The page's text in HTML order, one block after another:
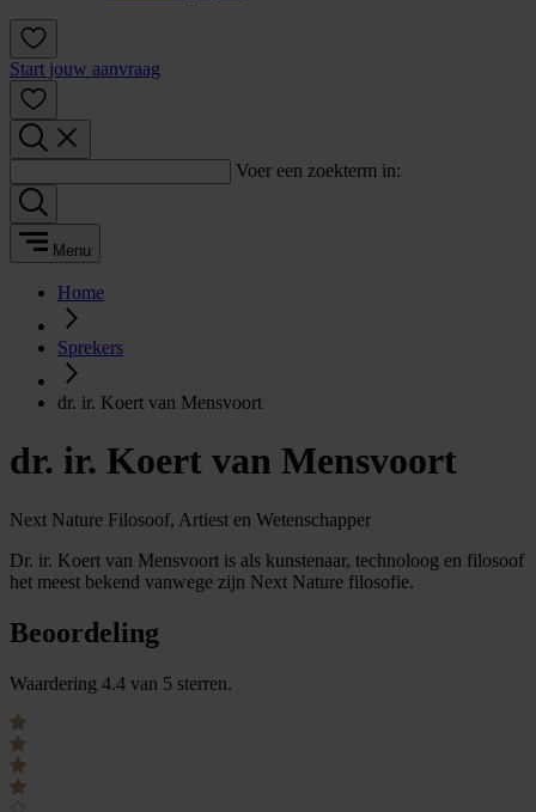
Start jouw aanvraag
Voer een zoekterm in:
Menu
Home
Sprekers
dr. ir. Koert van Mensvoort
dr. ir. Koert van Mensvoort
Next Nature Filosoof, Artiest en Wetenschapper
Dr. ir. Koert van Mensvoort is als kunstenaar, technoloog en filosoof
het meest bekend vanwege zijn Next Nature filosofie.
Beoordeling
Waardering 4.4 van 5 sterren.